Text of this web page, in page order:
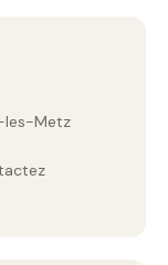
les-Metz